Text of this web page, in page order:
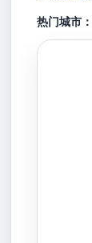
热门城市：